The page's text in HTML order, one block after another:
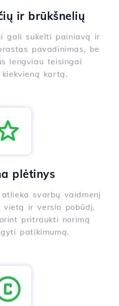
ir brūkšnelių
gali sukelti painiavą ir
pavadinimas, be
lengviau teisingai
kartą.
plėtinys
svarbų vaidmenį
vietą ir verslo pobūdį,
pritraukti norimą
patikimumą.